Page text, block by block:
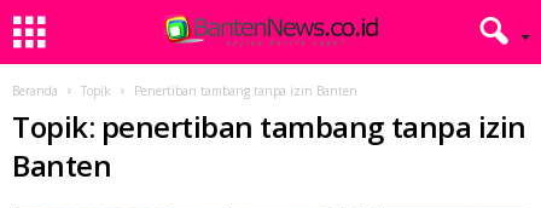
Beranda Topik Penertiban tambang tanpa izin Banten
Topik: penertiban tambang tanpa izin
Banten